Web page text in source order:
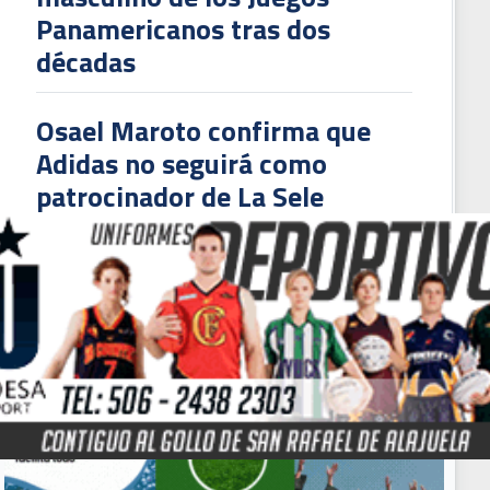
Panamericanos tras dos
décadas
Osael Maroto confirma que
Adidas no seguirá como
patrocinador de La Sele
corre el riesgo de perder a Marcel Hernández para el Apertura